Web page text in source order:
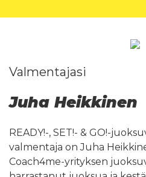
Valmentajasi
Juha Heikkinen
READY!-, SET!- & GO!-
valmentaja on Juha
Coach4me-yrityksen